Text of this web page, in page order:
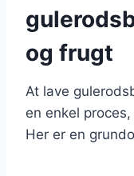
og frugt
At lave
en enkel
Her er en